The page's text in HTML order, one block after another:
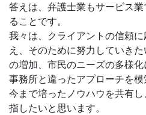
答えは、弁護士業もサービス
ることです。
我々は、クライアントの信頼
え、そのために努力していき
の増加、市民のニーズの多様
事務所と違ったアプローチを模
今まで培ったノウハウを共有
指したいと思います。